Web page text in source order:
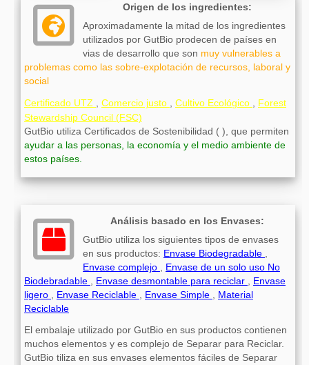
Origen de los ingredientes:
Aproximadamente la mitad de los ingredientes
utilizados por GutBio prodecen de países en
vias de desarrollo que son muy vulnerables a
problemas como las sobre-explotación de recursos, laboral y
social
Certificado UTZ , Comercio justo , Cultivo Ecológico , Forest
Stewardship Council (FSC)
GutBio utiliza Certificados de Sostenibilidad ( ), que permiten
ayudar a las personas, la economía y el medio ambiente de
estos países.
Análisis basado en los Envases:
GutBio utiliza los siguientes tipos de envases
en sus productos: Envase Biodegradable ,
Envase complejo , Envase de un solo uso No
Biodebradable , Envase desmontable para reciclar , Envase
ligero , Envase Reciclable , Envase Simple , Material
Reciclable
El embalaje utilizado por GutBio en sus productos contienen
muchos elementos y es complejo de Separar para Reciclar.
GutBio tiliza en sus envases elementos fáciles de Separar